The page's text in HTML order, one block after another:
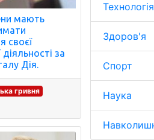
мають
своєї
за
Дія.
гривня
Технологія
Здоров'я
Спорт
Наука